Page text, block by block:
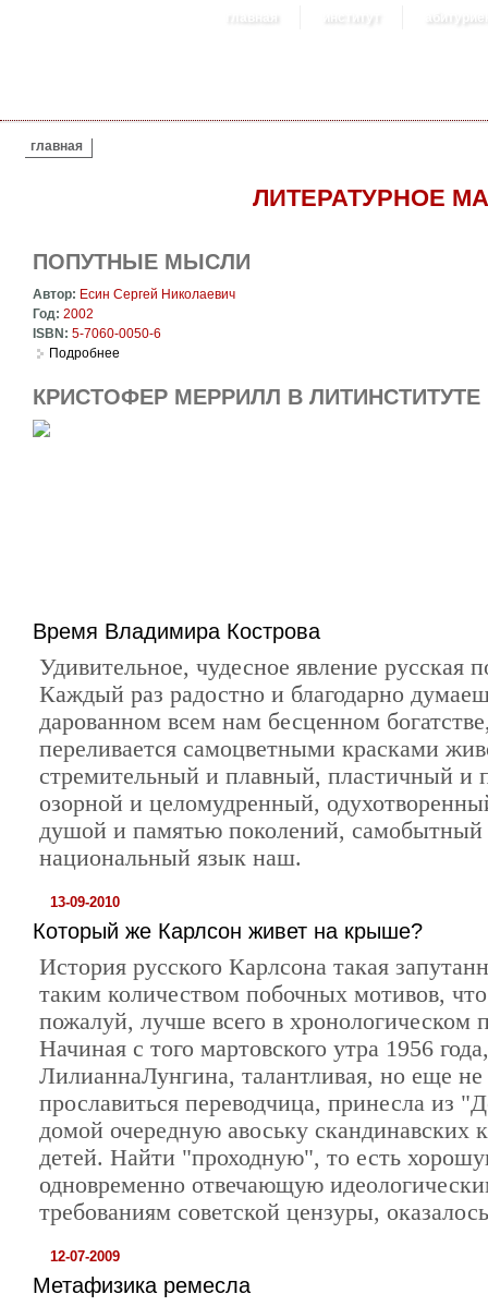
главная институт
ВЫ ЗДЕСЬ
главная
ЛИТЕРАТУРНОЕ
ПОПУТНЫЕ МЫСЛИ
Автор: Есин Сергей Николаевич
Год: 2002
ISBN: 5-7060-0050-6
Подробнее
КРИСТОФЕР МЕРРИЛЛ В ЛИТИНСТИТУТЕ
Время Владимира Кострова
Удивительное, чудесное явление русская
Каждый раз радостно и благодарно
дарованном всем нам бесценном
переливается самоцветными красками
стремительный и плавный, пластичный и
озорной и целомудренный,
душой и памятью поколений, самобытный
национальный язык наш.
13-09-2010
Который же Карлсон живет на крыше?
История русского Карлсона такая
таким количеством побочных мотивов, что
пожалуй, лучше всего в хронологическом
Начиная с того мартовского утра 1956
ЛилианнаЛунгина, талантливая, но еще
прославиться переводчица, принесла из
домой очередную авоську скандинавских
детей. Найти "проходную", то есть
одновременно отвечающую
требованиям советской цензуры,
12-07-2009
Метафизика ремесла